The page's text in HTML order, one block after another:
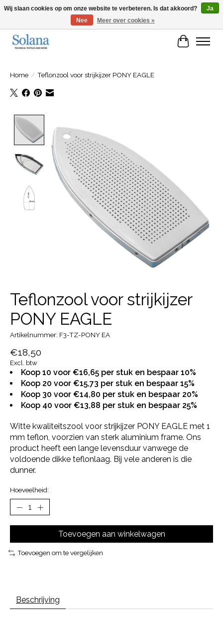
Website voor zakelijke klanten
Home / Teflonzool voor strijkijzer PONY EAGLE
Teflonzool voor strijkijzer
PONY EAGLE
Artikelnummer: F3-TZ-PONY EA
€18,50
Excl. btw
Koop 10 voor €16,65 per stuk en bespaar 10%
Koop 20 voor €15,73 per stuk en bespaar 15%
Koop 30 voor €14,80 per stuk en bespaar 20%
Koop 40 voor €13,88 per stuk en bespaar 25%
Witte kwaliteitszool voor strijkijzer PONY EAGLE met 1
mm teflon, voorzien van sterk aluminium frame. Ons
product heeft een lange levensduur vanwege de
voldoende dikke teflonlaag. Bij vele anderen is die
dunner.
Hoeveelheid:
Toevoegen aan winkelwagen
Toevoegen om te vergelijken
Beschrijving
Wij slaan cookies op om onze website te verbeteren. Is dat akkoord?
Ja
Nee
Meer over cookies »